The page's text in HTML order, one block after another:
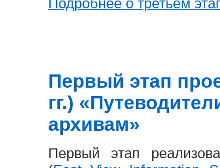
Первый этап
гг.)
архивам»
Первый этап